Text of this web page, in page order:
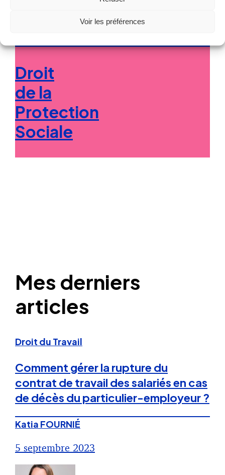
Voir les préférences
du Travail
Droit
de la
Protection
Sociale
Mes derniers
articles
Droit du Travail
Comment gérer la rupture du
contrat de travail des salariés en cas
de décès du particulier-employeur ?
Katia FOURNIÉ
5 septembre 2023